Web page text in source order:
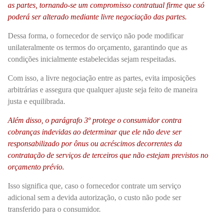
as partes, tornando-se um compromisso contratual firme que só
poderá ser alterado mediante livre negociação das partes.
Dessa forma, o fornecedor de serviço não pode modificar
unilateralmente os termos do orçamento, garantindo que as
condições inicialmente estabelecidas sejam respeitadas.
Com isso, a livre negociação entre as partes, evita imposições
arbitrárias e assegura que qualquer ajuste seja feito de maneira
justa e equilibrada.
Além disso, o parágrafo 3º protege o consumidor contra
cobranças indevidas ao determinar que ele não deve ser
responsabilizado por ônus ou acréscimos decorrentes da
contratação de serviços de terceiros que não estejam previstos no
orçamento prévio.
Isso significa que, caso o fornecedor contrate um serviço
adicional sem a devida autorização, o custo não pode ser
transferido para o consumidor.